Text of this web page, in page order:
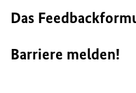
Das
Barriere melden!